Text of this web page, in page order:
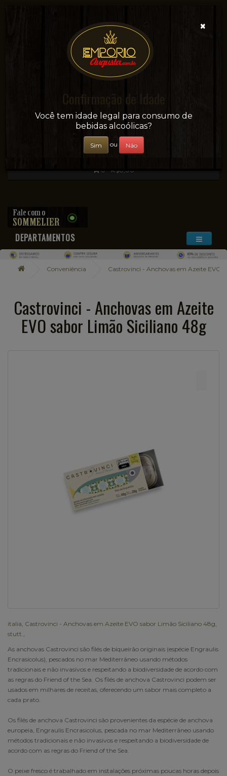
Sua conveniência e adega on-line!
0 - R$0,00
DEPARTAMENTOS
Conveniência Castrovinci - Anchovas em Azeite EVO
Castrovinci - Anchovas em Azeite
EVO sabor Limão Siciliano 48g
italia Castrovinci - Anchovas em Azeite EVO sabor Limão Siciliano 48g
stutt.
As anchovas Castrovinci são filés de biqueirão originais (espécie Engraulis
Encrasicolus), pescados no mar Mediterrâneo usando métodos
tradicionais e não invasivos e respeitando a biodiversidade de acordo com
as regras do Friend of the Sea. Os filés de anchova Castrovinci podem ser
usados em milhares de receitas, oferecendo um sabor mais completo a
cada prato.
Os filés de anchova Castrovinci são provenientes da espécie de anchova
europeia, Engraulis Encrasicolus, pescada no mar Mediterrâneo usando
métodos tradicionais e não invasivos e respeitando a biodiversidade de
acordo com as regras do Friend of the Sea.
O peixe fresco é trabalhado em instalações próximas poucas horas depois
×
Confirmação de Idade
Você tem idade legal para consumo de
bebidas alcoólicas?
Sim ou Não